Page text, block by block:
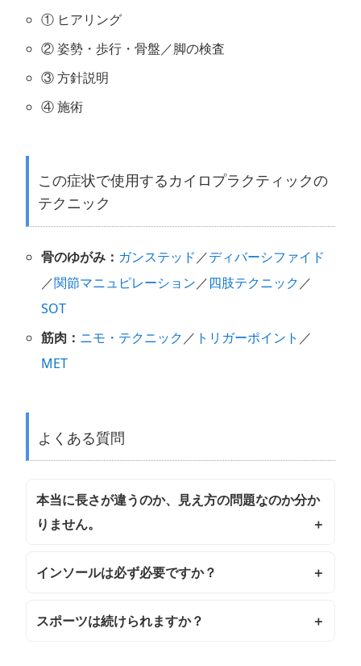
① ヒアリング
② 姿勢・歩行・骨盤／脚の検査
③ 方針説明
④ 施術
この症状で使用するカイロプラクティックの
テクニック
骨のゆがみ： ガンステッド ／ディバーシファイド
／関節マニュピレーション／四肢テクニック ／
SOT
筋肉： ニモ・テクニック ／ トリガーポイント ／
MET
よくある質問
本当に長さが違うのか、見え方の問題なのか分か
りません。
インソールは必ず必要ですか？
スポーツは続けられますか？